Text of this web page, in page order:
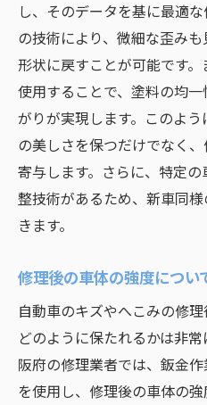
し、そのデータを基に最適
の技術により、微細な歪み
形状に戻すことが可能です
使用することで、塗料の均
がりが実現します。このよ
の美しさを保つだけでなく
寄与します。さらに、特定
整技術があるため、新車同
きます。
修理後の車体の強度につい
自動車のキズやへこみの修
どのように保たれるかは非
阪府の修理業者では、鈑金
を使用し、修理後の車体の